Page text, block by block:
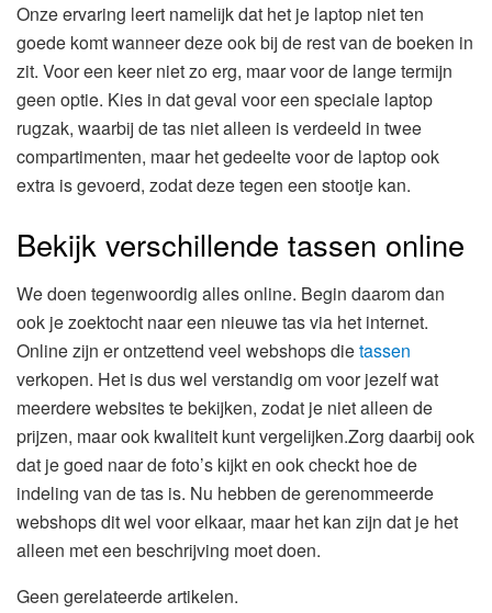
Onze ervaring leert namelijk dat het je laptop niet ten
goede komt wanneer deze ook bij de rest van de boeken in
zit. Voor een keer niet zo erg, maar voor de lange termijn
geen optie. Kies in dat geval voor een speciale laptop
rugzak, waarbij de tas niet alleen is verdeeld in twee
compartimenten, maar het gedeelte voor de laptop ook
extra is gevoerd, zodat deze tegen een stootje kan.
Bekijk verschillende tassen online
We doen tegenwoordig alles online. Begin daarom dan
ook je zoektocht naar een nieuwe tas via het internet.
Online zijn er ontzettend veel webshops dietassen
verkopen. Het is dus wel verstandig om voor jezelf wat
meerdere websites te bekijken, zodat je niet alleen de
prijzen, maar ook kwaliteit kunt vergelijken.Zorg daarbij ook
dat je goed naar de foto’s kijkt en ook checkt hoe de
indeling van de tas is. Nu hebben de gerenommeerde
webshops dit wel voor elkaar, maar het kan zijn dat je het
alleen met een beschrijving moet doen.
Geen gerelateerde artikelen.